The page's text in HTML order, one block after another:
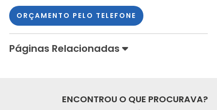
ORÇAMENTO PELO TELEFONE
Páginas Relacionadas
ENCONTROU O QUE PROCURAVA?